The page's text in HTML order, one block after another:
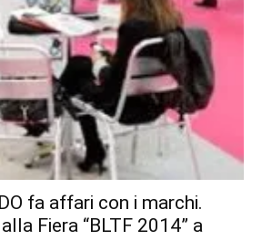
fa affari con i marchi.
Fiera “BLTF 2014” a